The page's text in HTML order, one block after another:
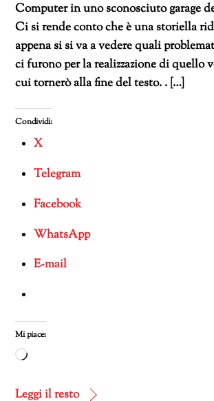
Computer in uno sconosciuto garage
Ci si rende conto che è una storiella
appena si si va a vedere quali
ci furono per la realizzazione di quello
cui tornerò alla fine del testo. . […]
Condividi:
X
Telegram
Facebook
WhatsApp
E-mail
Mi piace:
Caricamento
corso…
Leggi il resto